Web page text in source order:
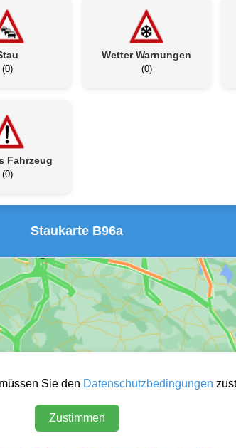
(0)
Wetter Warnungen
(0)
Fahrzeug
(0)
Staukarte B96a
Sie den Datenschutzbedingungen
Zustimmen